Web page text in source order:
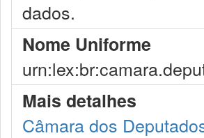
dados.
Nome Uniforme
Mais detalhes
Câmara dos